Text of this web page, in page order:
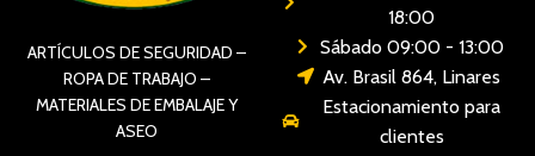
ARTÍCULOS DE SEGURIDAD –
ROPA DE TRABAJO –
MATERIALES DE EMBALAJE Y
ASEO
18:00
Sábado 09:00 - 13:00
Av. Brasil 864, Linares
Estacionamiento para
clientes